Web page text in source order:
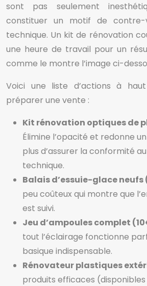
sont pas seulement
constituer un motif de contre-
technique. Un kit de rénovation
une heure de travail pour un
comme le montre l’image ci-
Voici une liste d’actions à
préparer une vente :
Kit rénovation optiques de
Élimine l’opacité et redonne
plus d’assurer la conformité
technique.
Balais d’essuie-glace neufs
peu coûteux qui montre que
est suivi.
Jeu d’ampoules complet
tout l’éclairage fonctionne
basique indispensable.
Rénovateur plastiques
produits efficaces